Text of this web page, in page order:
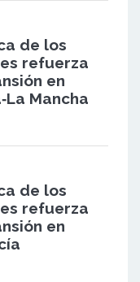
de los
refuerza
en
Mancha
de los
refuerza
en